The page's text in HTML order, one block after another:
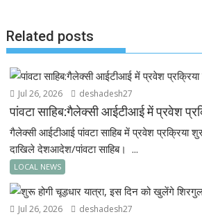
Related posts
Jul 26, 2026 deshadesh27
पांवटा साहिब:गैलेक्सी आईटीआई में प्रवेश
गैलेक्सी आईटीआई पांवटा साहिब में प्रवेश प्रक्रिया
दाखिले देशआदेश/पांवटा साहिब। ...
LOCAL NEWS
Jul 26, 2026 deshadesh27